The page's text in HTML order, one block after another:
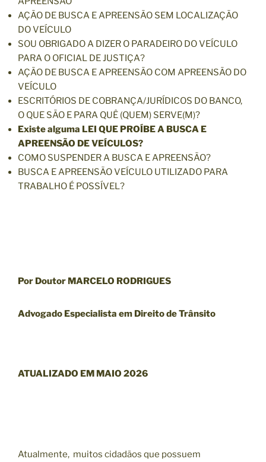
AÇÃO DE BUSCA E APREENSÃO SEM LOCALIZAÇÃO
DO VEÍCULO
SOU OBRIGADO A DIZER O PARADEIRO DO VEÍCULO
PARA O OFICIAL DE JUSTIÇA?
AÇÃO DE BUSCA E APREENSÃO COM APREENSÃO DO
VEÍCULO
ESCRITÓRIOS DE COBRANÇA/JURÍDICOS DO BANCO,
O QUE SÃO E PARA QUÊ (QUEM) SERVE(M)?
Existe alguma LEI QUE PROÍBE A BUSCA E
APREENSÃO DE VEÍCULOS?
COMO SUSPENDER A BUSCA E APREENSÃO?
BUSCA E APREENSÃO VEÍCULO UTILIZADO PARA
TRABALHO É POSSÍVEL?
Por Doutor MARCELO RODRIGUES
Advogado Especialista em Direito de Trânsito
ATUALIZADO EM MAIO 2026
Atualmente, muitos cidadãos que possuem